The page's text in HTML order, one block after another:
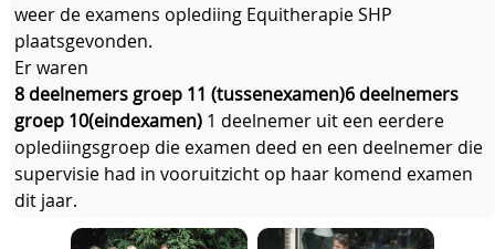
weer de examens oplediing Equitherapie SHP
plaatsgevonden.
Er waren
8 deelnemers groep 11 (tussenexamen)6 deelnemers
groep 10(eindexamen) 1 deelnemer uit een eerdere
oplediingsgroep die examen deed en een deelnemer die
supervisie had in vooruitzicht op haar komend examen
dit jaar.